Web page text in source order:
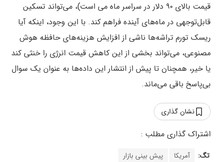
قیمت بالای ۹۰ دلار در سراسر ماه می است)، می‌تواند تسکین
قابل‌توجهی در ماه‌های آینده فراهم کند. با این وجود، اینکه آیا
ریسک تورم تراشه‌ها ناشی از افزایش هزینه‌های حافظه هوش
مصنوعی، می‌تواند بخشی از این کاهش قیمت انرژی را خنثی کند
یا خیر، همچنان تا پیش از انتشار این داده‌ها به عنوان یک سوال
بی‌پاسخ باقی می‌ماند.
نشان گذاری
تگ: آمریکا پیش بینی بازار